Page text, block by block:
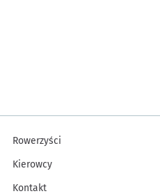
Rowerzyści
Kierowcy
Kontakt